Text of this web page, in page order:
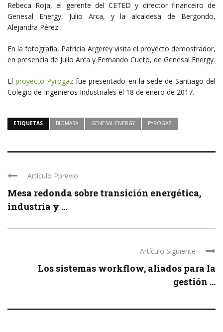
Rebeca Roja, el gerente del CETED y director financeiro de
Genesal Energy, Julio Arca, y la alcaldesa de Bergondo,
Alejandra Pérez.
En la fotografía, Patricia Argerey visita el proyecto demostrador,
en presencia de Julio Arca y Fernando Cueto, de Genesal Energy.
Elproyecto Pyrogaz fue presentado en la sede de Santiago del
Colegio de Ingenieros Industriales el 18 de enero de 2017.
ETIQUETAS BIOMASA GENESAL-ENERGY PYROGAZ
Artículo Pprevio
Mesa redonda sobre transición energética,
industria y ...
Artículo Siguiente
Los sistemas workflow, aliados para la
gestión ...